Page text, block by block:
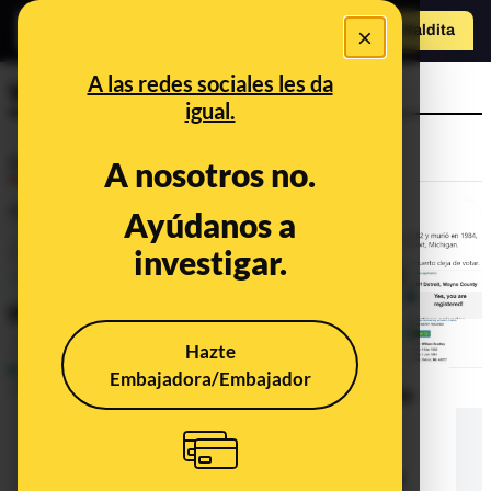
×
A las redes sociales les da
igual.
A nosotros no.
Ayúdanos a
investigar.
Hazte
Embajadora/Embajador
Hazte Maldita
William Bradley
No, no es cierto que se haya emitido
Detroit (Michigan) a nombre de un
ciudadano llamado William Bradley